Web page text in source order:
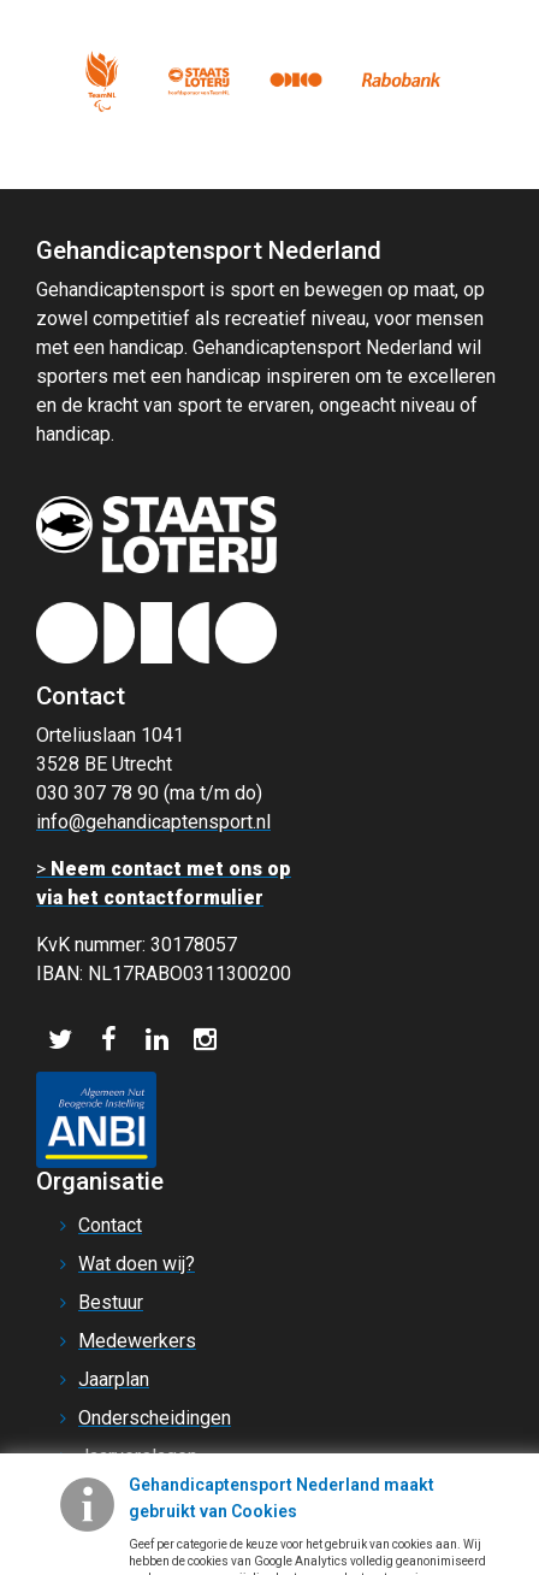
Gehandicaptensport Nederland
Gehandicaptensport is sport en bewegen op maat, op
zowel competitief als recreatief niveau, voor mensen
met een handicap. Gehandicaptensport Nederland wil
sporters met een handicap inspireren om te excelleren
en de kracht van sport te ervaren, ongeacht niveau of
handicap.
Contact
Orteliuslaan 1041
3528 BE Utrecht
030 307 78 90 (ma t/m do)
info@gehandicaptensport.nl
> Neem contact met ons op
via het contactformulier
KvK nummer: 30178057
IBAN: NL17RABO0311300200
Organisatie
Contact
Wat doen wij?
Bestuur
Medewerkers
Jaarplan
Onderscheidingen
Jaarverslagen
Steun ons
Vacatures
Gehandicaptensport Nederland maakt
gebruikt van Cookies
Geef per categorie de keuze voor het gebruik van cookies aan. Wij
hebben de cookies van Google Analytics volledig geanonimiseerd